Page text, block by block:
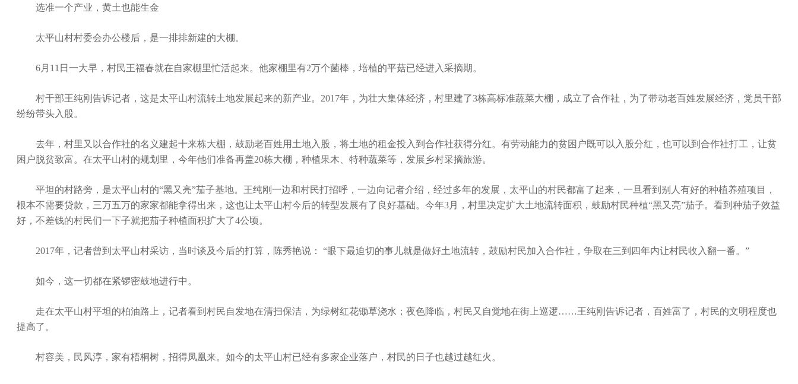
选准一个产业，黄土也能生金
太平山村村委会办公楼后，是一排排新建的大棚。
6月11日一大早，村民王福春就在自家棚里忙活起来。他家棚里有2万个菌棒，培植的平菇已经进入采摘期。
村干部王纯刚告诉记者，这是太平山村流转土地发展起来的新产业。2017年，为壮大集体经济，村里建了3栋高标准蔬菜大棚，成立了合作社，为了带动老百姓发展经济，党员干部
纷纷带头入股。
去年，村里又以合作社的名义建起十来栋大棚，鼓励老百姓用土地入股，将土地的租金投入到合作社获得分红。有劳动能力的贫困户既可以入股分红，也可以到合作社打工，让贫
困户脱贫致富。在太平山村的规划里，今年他们准备再盖20栋大棚，种植果木、特种蔬菜等，发展乡村采摘旅游。
平坦的村路旁，是太平山村的“黑又亮”茄子基地。王纯刚一边和村民打招呼，一边向记者介绍，经过多年的发展，太平山的村民都富了起来，一旦看到别人有好的种植养殖项目，
根本不需要贷款，三万五万的家家都能拿得出来，这也让太平山村今后的转型发展有了良好基础。今年3月，村里决定扩大土地流转面积，鼓励村民种植“黑又亮”茄子。看到种茄子效益
好，不差钱的村民们一下子就把茄子种植面积扩大了4公顷。
2017年，记者曾到太平山村采访，当时谈及今后的打算，陈秀艳说： “眼下最迫切的事儿就是做好土地流转，鼓励村民加入合作社，争取在三到四年内让村民收入翻一番。”
如今，这一切都在紧锣密鼓地进行中。
走在太平山村平坦的柏油路上，记者看到村民自发地在清扫保洁，为绿树红花锄草浇水；夜色降临，村民又自觉地在街上巡逻……王纯刚告诉记者，百姓富了，村民的文明程度也
提高了。
村容美，民风淳，家有梧桐树，招得凤凰来。如今的太平山村已经有多家企业落户，村民的日子也越过越红火。